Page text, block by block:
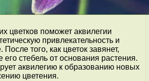
цветков поможет аквилегии
привлекательность и
После того, как цветок завянет,
его стебель от основания растения.
аквилегию к образованию новых
цветения.